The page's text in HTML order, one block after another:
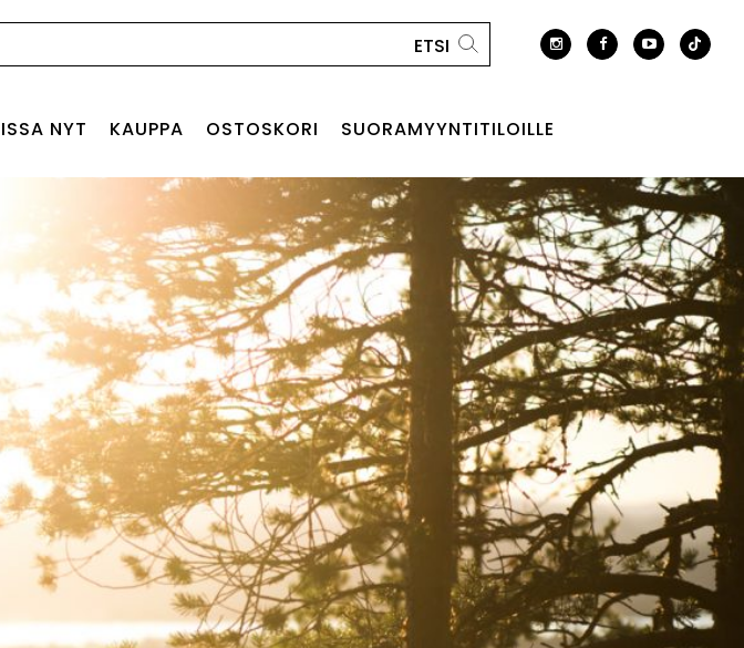
NYT KAUPPA OSTOSKORI SUORAMYYNTITILOILLE